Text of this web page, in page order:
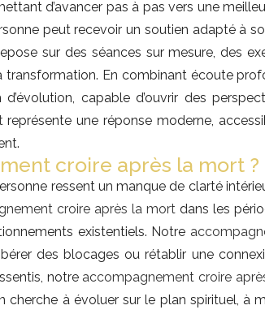
d’avancer pas à pas vers une
peut recevoir un soutien adapté à
sur des séances sur mesure, des
transformation. En combinant écoute
capable d’ouvrir des
représente une réponse moderne,
croire après la mort ?
ressent un manque de clarté
croire après la mort dans les
existentiels. Notre
des blocages ou rétablir une
notre accompagnement croire
à évoluer sur le plan spirituel, à